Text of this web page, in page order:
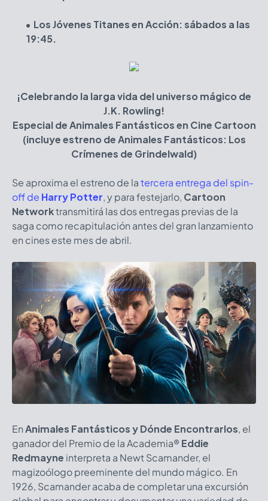
Los Jóvenes Titanes en Acción: sábados a las
19:45.
¡Celebrando la larga vida del universo mágico de
J.K. Rowling!
Especial de Animales Fantásticos en Cine Cartoon
(incluye estreno de Animales Fantásticos: Los
Crímenes de Grindelwald)
Se aproxima el estreno de latercera entrega del spin-
off de Harry Potter, y para festejarlo, Cartoon
Networktransmitirá las dos entregas previas de la
saga como recapitulación antes del gran lanzamiento
en cines este mes de abril.
EnAnimales Fantásticos y Dónde Encontrarlos, el
ganador del Premio de la Academia®Eddie
Redmayne interpreta a Newt Scamander, el
magizoólogo preeminente del mundo mágico. En
1926, Scamander acaba de completar una excursión